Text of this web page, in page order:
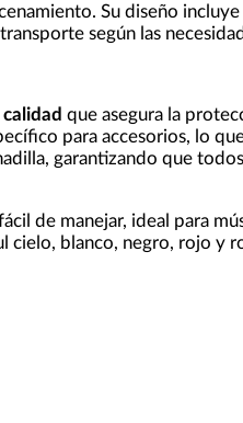
Su diseño
según las
que asegura la
para accesorios, lo
garantizando que
de manejar, ideal para
cielo, blanco, negro, rojo y